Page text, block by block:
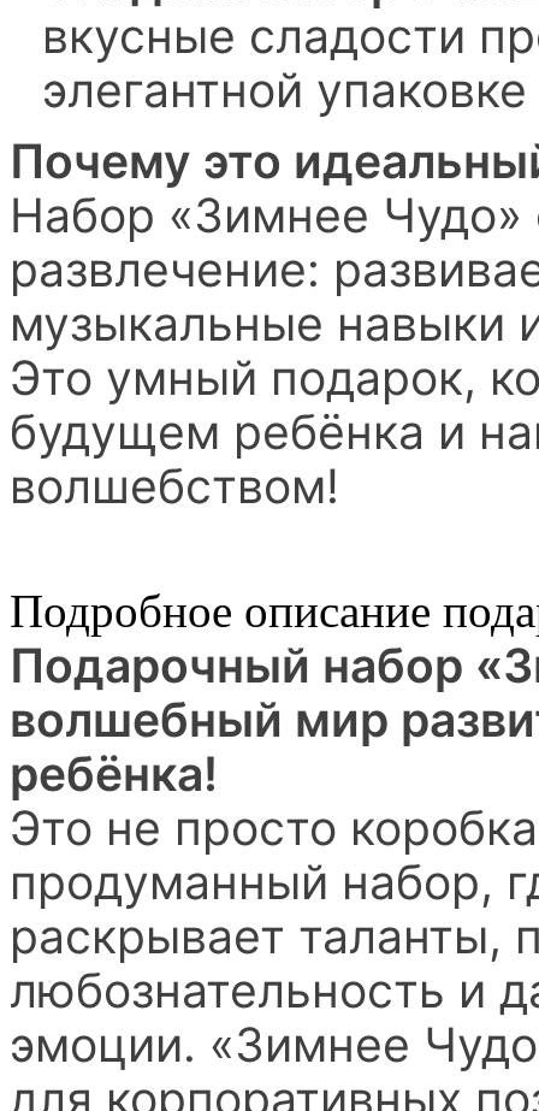
вкусные сладости
элегантной
Почему это
Набор «Зимнее Чудо»
развлечение:
музыкальные навыки
Это умный подарок,
будущем ребёнка и
волшебством!
Подробное описание
Подарочный набор
волшебный мир
ребёнка!
Это не просто
продуманный набор,
раскрывает таланты,
любознательность и
эмоции. «Зимнее
для корпоративных